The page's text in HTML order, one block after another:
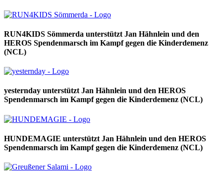
RUN4KIDS Sömmerda unterstützt Jan Hähnlein und den
HEROS Spendenmarsch im Kampf gegen die Kinderdemenz
(NCL)
yesternday unterstützt Jan Hähnlein und den HEROS
Spendenmarsch im Kampf gegen die Kinderdemenz (NCL)
HUNDEMAGIE unterstützt Jan Hähnlein und den HEROS
Spendenmarsch im Kampf gegen die Kinderdemenz (NCL)